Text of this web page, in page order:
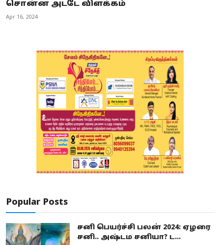
சொன்ன அடடே விளக்கம்
Apr 16, 2024
Popular Posts
சனி பெயர்ச்சி பலன் 2024: ஏழரை
சனி.. அஷ்டம சனியா? ட...